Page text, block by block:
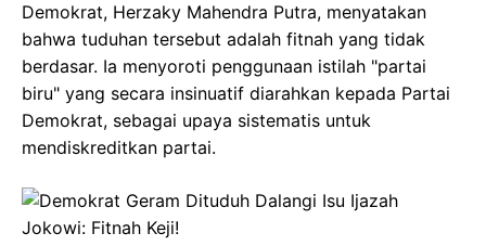
Demokrat, Herzaky Mahendra Putra, menyatakan
bahwa tuduhan tersebut adalah fitnah yang tidak
berdasar. Ia menyoroti penggunaan istilah "partai
biru" yang secara insinuatif diarahkan kepada Partai
Demokrat, sebagai upaya sistematis untuk
mendiskreditkan partai.